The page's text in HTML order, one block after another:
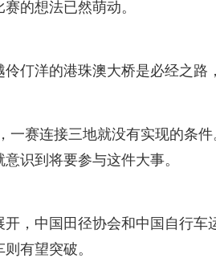
的想法已然萌动。
仃洋的港珠澳大桥是必经之路
一赛连接三地就没有实现的条
识到将要参与这件大事。
，中国田径协会和中国自行
有望突破。